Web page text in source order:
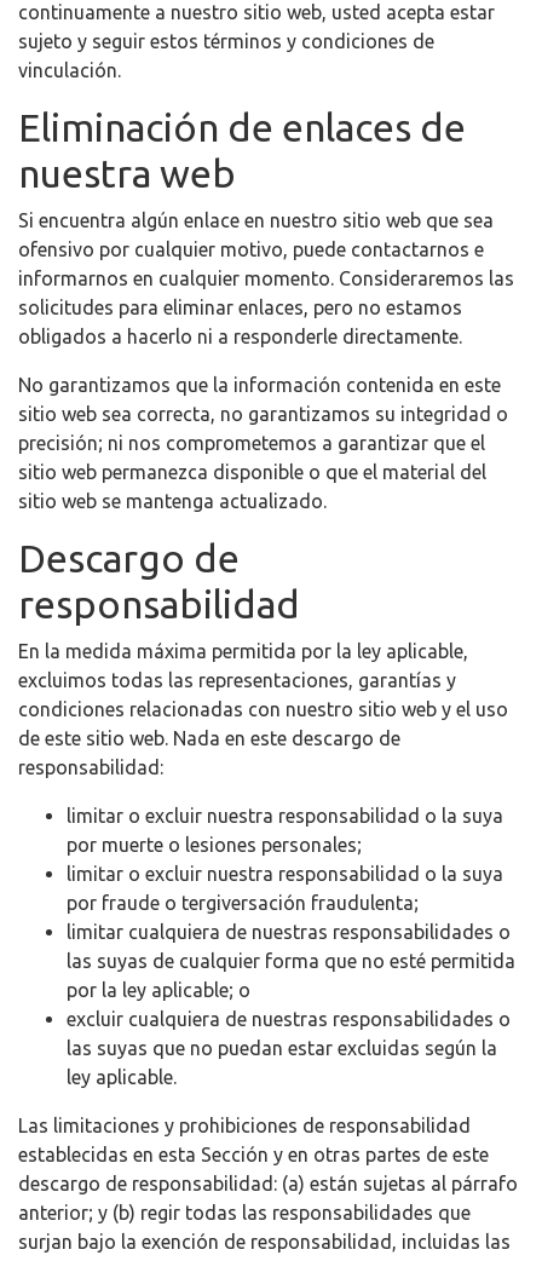
continuamente a nuestro sitio web, usted acepta estar
sujeto y seguir estos términos y condiciones de
vinculación.
Eliminación de enlaces de
nuestra web
Si encuentra algún enlace en nuestro sitio web que sea
ofensivo por cualquier motivo, puede contactarnos e
informarnos en cualquier momento. Consideraremos las
solicitudes para eliminar enlaces, pero no estamos
obligados a hacerlo ni a responderle directamente.
No garantizamos que la información contenida en este
sitio web sea correcta, no garantizamos su integridad o
precisión; ni nos comprometemos a garantizar que el
sitio web permanezca disponible o que el material del
sitio web se mantenga actualizado.
Descargo de
responsabilidad
En la medida máxima permitida por la ley aplicable,
excluimos todas las representaciones, garantías y
condiciones relacionadas con nuestro sitio web y el uso
de este sitio web. Nada en este descargo de
responsabilidad:
limitar o excluir nuestra responsabilidad o la suya
por muerte o lesiones personales;
limitar o excluir nuestra responsabilidad o la suya
por fraude o tergiversación fraudulenta;
limitar cualquiera de nuestras responsabilidades o
las suyas de cualquier forma que no esté permitida
por la ley aplicable; o
excluir cualquiera de nuestras responsabilidades o
las suyas que no puedan estar excluidas según la
ley aplicable.
Las limitaciones y prohibiciones de responsabilidad
establecidas en esta Sección y en otras partes de este
descargo de responsabilidad: (a) están sujetas al párrafo
anterior; y (b) regir todas las responsabilidades que
surjan bajo la exención de responsabilidad, incluidas las